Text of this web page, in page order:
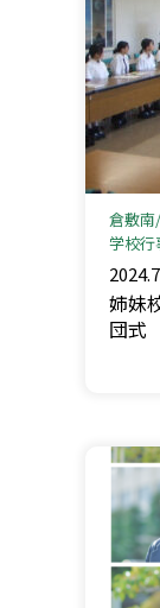
倉敷南
学校行
姉妹
団式